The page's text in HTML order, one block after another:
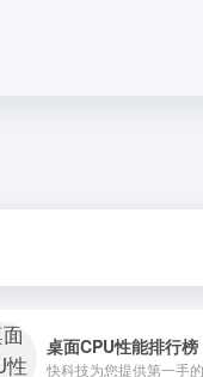
桌面CPU性能排行榜